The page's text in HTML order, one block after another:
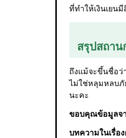
ที่ทำให้เงินเยน
สรุปสถา
ถึงแม้จะขึ้นชื่อว่
ไม่ใช่หลุมหลบภั
นะคะ
ขอบคุณข้อมูลจ
บทความในเรื่อ